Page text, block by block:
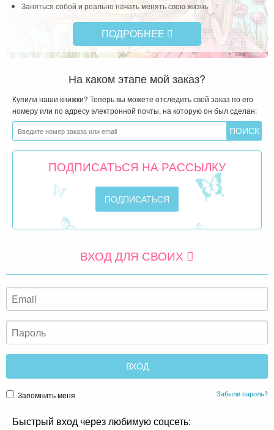
Заняться собой и реально начать менять свою жизнь
ПОДРОБНЕЕ
На каком этапе мой заказ?
Купили наши книжки? Теперь вы можете отследить свой заказ по его
номеру или по адресу электронной почты, на которую он был сделан:
ПОДПИСАТЬСЯ НА РАССЫЛКУ
ВХОД ДЛЯ СВОИХ
Запомнить меня Забыли пароль?
Быстрый вход через любимую соцсеть: